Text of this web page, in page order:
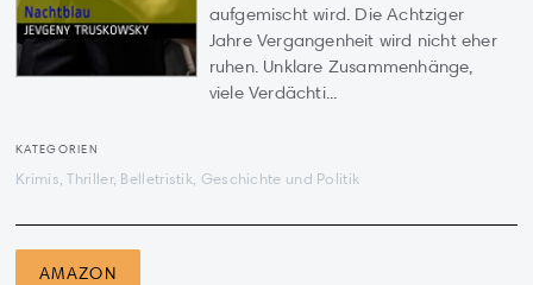
aufgemischt wird. Die Achtziger
Jahre Vergangenheit wird nicht eher
ruhen. Unklare Zusammenhänge,
viele Verdächti...
KATEGORIEN
Krimis, Thriller, Belletristik, Geschichte und Politik
AMAZON